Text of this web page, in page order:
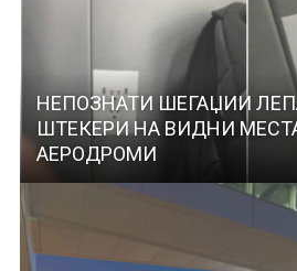
НЕПОЗНАТИ ШЕГАЏИИ
ШТЕКЕРИ НА ВИДНИ
АЕРОДРОМИ